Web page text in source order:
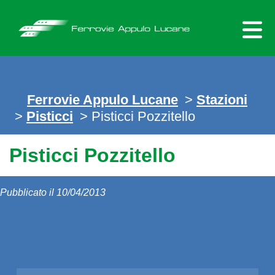
content
Ferrovie Appulo Lucane > Stazioni
> Pisticci > Pisticci Pozzitello
Pisticci Pozzitello
Pubblicato il 10/04/2013